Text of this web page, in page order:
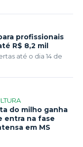
profissionais
R$ 8,2 mil
até o dia 14 de
do milho ganha
entra na fase
em MS